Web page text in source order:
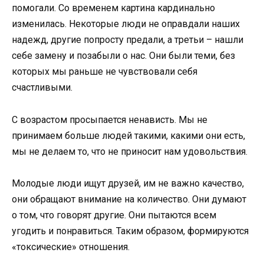
помогали. Со временем картина кардинально
изменилась. Некоторые люди не оправдали наших
надежд, другие попросту предали, а третьи – нашли
себе замену и позабыли о нас. Они были теми, без
которых мы раньше не чувствовали себя
счастливыми.
С возрастом просыпается ненависть. Мы не
принимаем больше людей такими, какими они есть,
мы не делаем то, что не приносит нам удовольствия.
Молодые люди ищут друзей, им не важно качество,
они обращают внимание на количество. Они думают
о том, что говорят другие. Они пытаются всем
угодить и понравиться. Таким образом, формируются
«токсические» отношения.